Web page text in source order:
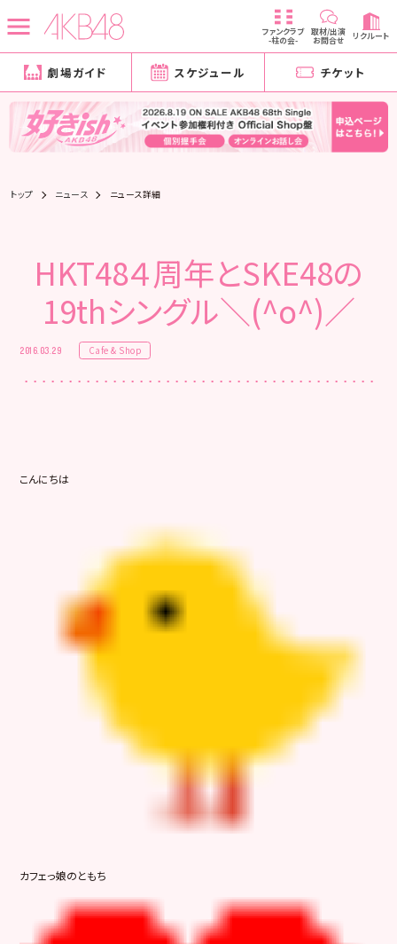
ファンクラブ
-柱の会-
取材/出演
お問合せ リクルート
劇場ガイド スケジュール チケット
トップ ニュース ニュース詳細
HKT48４周年とSKE48の
19thシングル＼(^o^)／
2016.03.29 Cafe & Shop
こんにちは
カフェっ娘のともち